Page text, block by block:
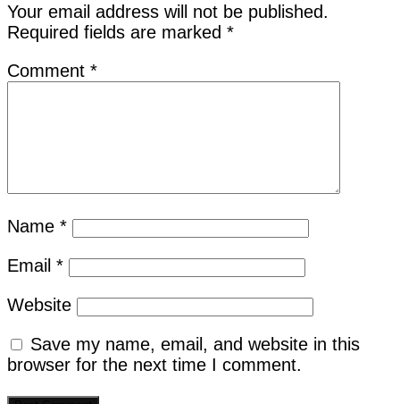
Your email address will not be published.
Required fields are marked *
Comment *
Name *
Email *
Website
Save my name, email, and website in this
browser for the next time I comment.